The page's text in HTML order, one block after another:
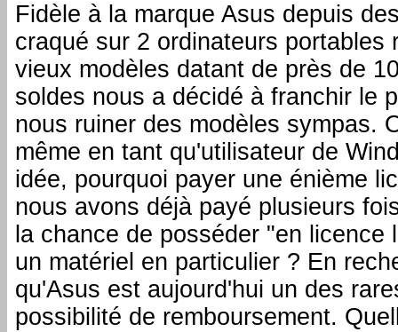
Fidèle à la marque Asus depuis
craqué sur 2 ordinateurs portables
vieux modèles datant de près de
soldes nous a décidé à franchir le
nous ruiner des modèles sympas.
même en tant qu'utilisateur de
idée, pourquoi payer une énième
nous avons déjà payé plusieurs
la chance de posséder "en
un matériel en particulier ? En
qu'Asus est aujourd'hui un des
possibilité de remboursement.